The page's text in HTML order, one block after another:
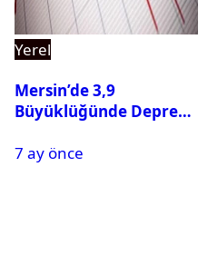
Yerel
Mersin’de 3,9
Büyüklüğünde Deprem
7 ay önce